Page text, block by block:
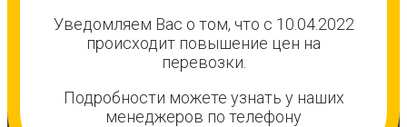
Уведомляем Вас о том, что с 10.04.2022
происходит повышение цен на
перевозки.
Подробности можете узнать у наших
менеджеров по телефону